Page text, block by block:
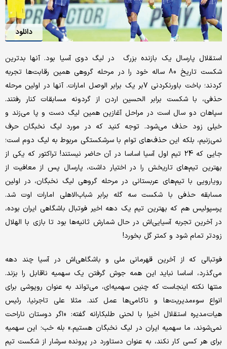
دانلود
استقلال پارسال یک بازنده بزرگ در لیگ دوی آسیا بود. آنها بدترین
شکست تاریخ 80 ساله خود را در مرحله گروهی همین رقابت‌ها تجربه
کردند؛ باخت باورنکردنی 7بر یک برابر الوصل امارات. آنها در اولین مرحله
حذفی، با شکست برابر الحسین اردن از گردونه مسابقات کنار رفتند.
سپاهان دو سال است در مراحل آغازین همین لیگ دست و پا می‌زند و
خیلی زود حذف می‌شود. توجه کنید که در مورد لیگ نخبگان حرف
نمی‌زنیم، بلکه این حذف‌های توام با سرشکستگی مربوط به لیگ دوم است؛
جایی که 24 تیم اول آسیا اساسا در آن حاضر نیستند! تراکتور که یکی از
بهترین تیم‌های تاریخش را در اختیار داشت، پارسال پس از معافیت از
رویارویی با تیم‌های عربستانی در مرحله گروهی لیگ نخبگان، در اولین
مسابقه حذفی با شکست سه گله برابر شباب‌الاهلی امارات اوت شد.
پرسپولیس هم که بهترین تیم یک دهه اخیر فوتبال باشگاهی ایران بوده،
در آخرین تجربه آسیایی‌اش در حال شمارش ثانیه‌ها بود تا بازی با الهلال
زودتر تمام شود و کمتر گل بخورد!
فوتبالی که از آخرین قهرمانی ملی و باشگاهی‎‌اش در آسیا چند دهه
می‌گذرد، اساسا نباید این همه جوش گرفتن یک سهمیه ناقابل را بزند.
منتها نکته اینجاست که چنین سهمیه‌ای، می‌تواند به عنوان روپوشی برای
انواع سوءمدیریت‌ها و ناکامی‌ها عمل کند. مثلا علی تاجرنیا، رئیس
هیات‌مدیره استقلال اخیرا با لحنی طلبکارانه گفته: «اگر دوستان ناراحت
نمی‌شوند، ما سهمیه ایران در لیگ نخبگان هستیم.» بله خب؛ این سهمیه
برای هر کسی کار نکند، به عنوان دستاورد در پرونده سرشار از شکست تیم